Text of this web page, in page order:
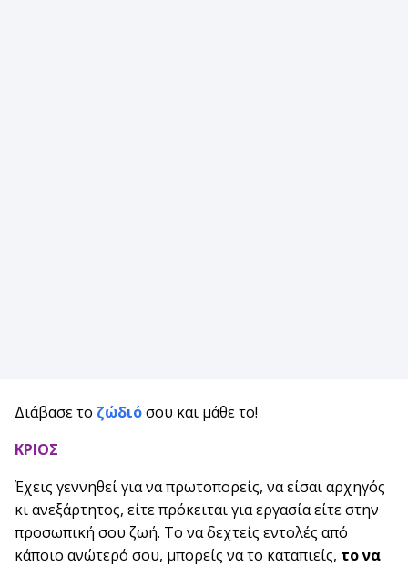
Διάβασε το ζώδιόσου και μάθε το!
ΚΡΙΟΣ
Έχεις γεννηθεί για να πρωτοπορείς, να είσαι αρχηγός
κι ανεξάρτητος, είτε πρόκειται για εργασία είτε στην
προσωπική σου ζωή. Το να δεχτείς εντολές από
κάποιο ανώτερό σου, μπορείς να το καταπιείς, το να